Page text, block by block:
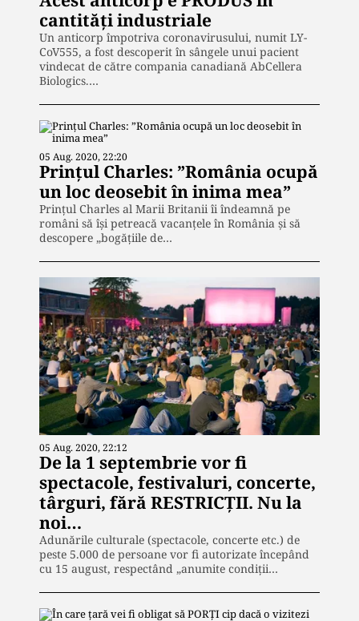
cantități industriale
Un anticorp împotriva coronavirusului, numit LY-
CoV555, a fost descoperit în sângele unui pacient
vindecat de către compania canadiană AbCellera
Biologics.…
05 Aug. 2020, 22:20
Prințul Charles: ”România ocupă
un loc deosebit în inima mea”
Prinţul Charles al Marii Britanii îi îndeamnă pe
români să îşi petreacă vacanţele în România şi să
descopere „bogăţiile de…
05 Aug. 2020, 22:12
De la 1 septembrie vor fi
spectacole, festivaluri, concerte,
târguri, fără RESTRICȚII. Nu la
noi…
Adunările culturale (spectacole, concerte etc.) de
peste 5.000 de persoane vor fi autorizate începând
cu 15 august, respectând „anumite condiții…